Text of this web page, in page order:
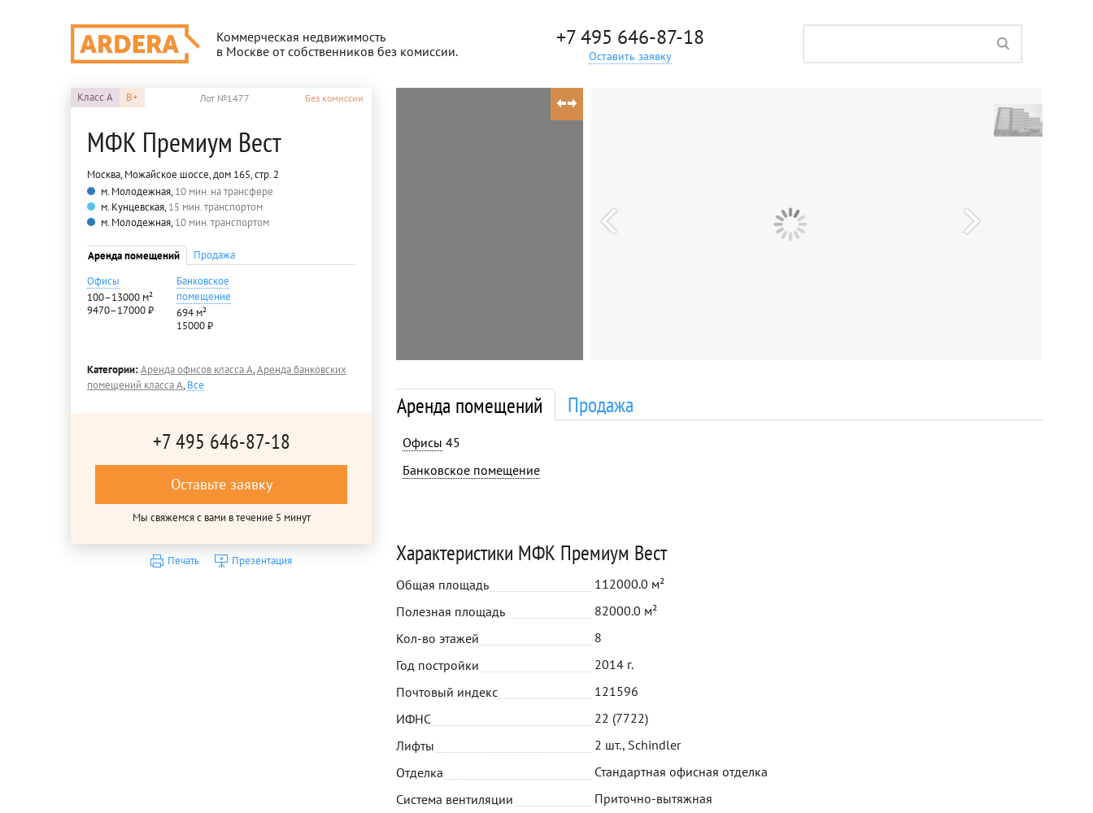
Коммерческая недвижимость
в Москве от собственников без комиссии.
+7 495 646-87-18
Оставить заявку
Класс A B+ Лот №1477 Без комиссии
МФК Премиум Вест
Москва, Можайское шоссе, дом 165, стр. 2
м. Молодежная,10 мин. на трансфере
м. Кунцевская,15 мин. транспортом
м. Молодежная,10 мин. транспортом
Аренда помещений
Продажа
Офисы
100–13000 м²
9470–17000 ₽
Банковское
помещение
694 м²
15000 ₽
Категории:Аренда офисов класса A,Аренда банковских
помещений класса A,Все
+7 495 646-87-18
Оставьте заявку
Мы свяжемся с вами в течение 5 минут
Печать Презентация
Аренда помещений Продажа
Офисы 45
Банковское помещение
Характеристики МФК Премиум Вест
Общая площадь
112000.0 м²
Полезная площадь
82000.0 м²
Кол-во этажей
8
Год постройки
2014 г.
Почтовый индекс
121596
ИФНС
22 (7722)
Лифты
2 шт., Schindler
Отделка
Стандартная офисная отделка
Система вентиляции
Приточно-вытяжная